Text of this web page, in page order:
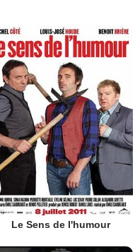
Le Sens de l'humour